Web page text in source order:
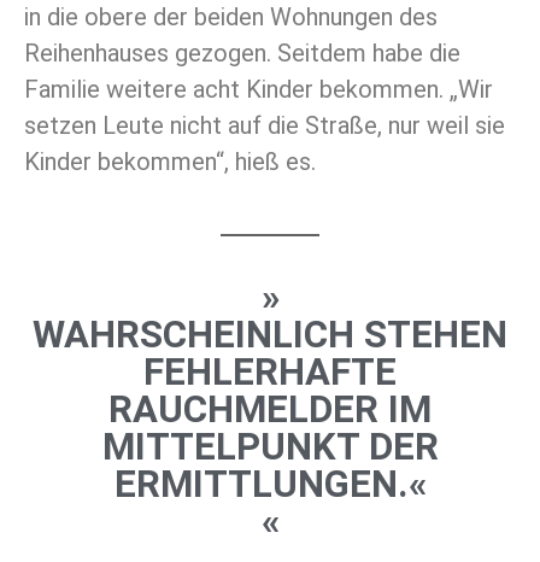
in die obere der beiden Wohnungen des
Reihenhauses gezogen. Seitdem habe die
Familie weitere acht Kinder bekommen. „Wir
setzen Leute nicht auf die Straße, nur weil sie
Kinder bekommen“, hieß es.
»
WAHRSCHEINLICH STEHEN
FEHLERHAFTE
RAUCHMELDER IM
MITTELPUNKT DER
ERMITTLUNGEN.«
«